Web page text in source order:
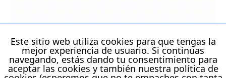
Repensando nuestro Piensa en colores
Este sitio web utiliza cookies para que tengas la
mejor experiencia de usuario. Si continuas
navegando, estás dando tu consentimiento para
aceptar las cookies y también nuestra política de